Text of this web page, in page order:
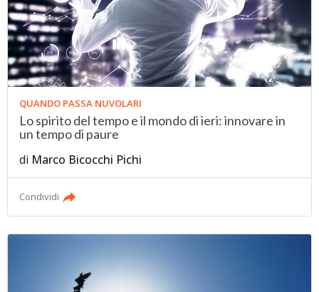
QUANDO PASSA NUVOLARI
Lo spirito del tempo e il mondo di ieri: innovare in
un tempo di paure
di Marco Bicocchi Pichi
Condividi